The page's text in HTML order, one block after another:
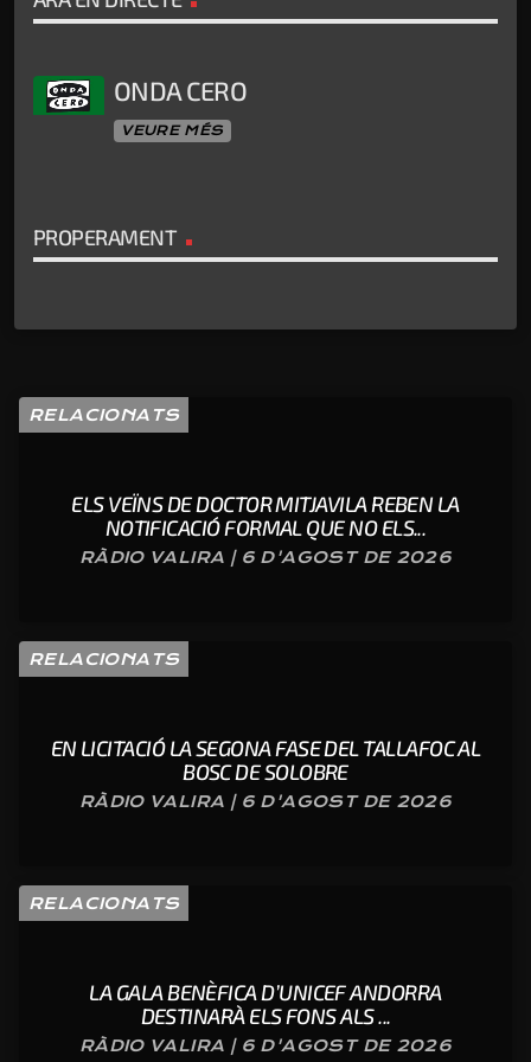
ONDA CERO
VEURE MÉS
PROPERAMENT
RELACIONATS
ELS VEÏNS DE DOCTOR MITJAVILA REBEN LA
NOTIFICACIÓ FORMAL QUE NO ELS...
RÀDIO VALIRA | 6 D'AGOST DE 2026
RELACIONATS
EN LICITACIÓ LA SEGONA FASE DEL TALLAFOC AL
BOSC DE SOLOBRE
RÀDIO VALIRA | 6 D'AGOST DE 2026
RELACIONATS
LA GALA BENÈFICA D’UNICEF ANDORRA
DESTINARÀ ELS FONS ALS ...
RÀDIO VALIRA | 6 D'AGOST DE 2026